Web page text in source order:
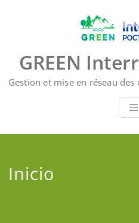
GREEN
Gestion et mise en réseau
Inicio